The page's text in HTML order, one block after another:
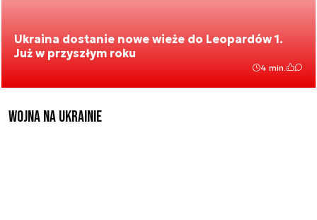
Ukraina dostanie nowe wieże do Leopardów 1.
Już w przyszłym roku
4 min.
Wojna na Ukrainie